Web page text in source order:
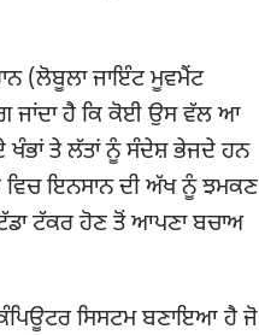
(ਲੋਬੂਲਾ ਜਾਇੰਟ ਮੂਵਮੈਂਟ
ਜਾਂਦਾ ਹੈ ਕਿ ਕੋਈ ਉਸ ਵੱਲ ਆ
ਖੰਭਾਂ ਤੇ ਲੱਤਾਂ ਨੂੰ ਸੰਦੇਸ਼ ਭੇਜਦੇ ਹਨ
ਵਿਚ ਇਨਸਾਨ ਦੀ ਅੱਖ ਨੂੰ ਝਮਕਣ
ਟੱਕਰ ਹੋਣ ਤੋਂ ਆਪਣਾ ਬਚਾਅ
ਕੰਪਿਊਟਰ ਸਿਸਟਮ ਬਣਾਇਆ ਹੈ ਜੋ